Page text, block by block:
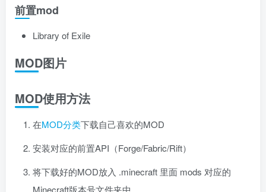
前置mod
Library of Exile
MOD图片
MOD使用方法
在MOD分类下载自己喜欢的MOD
安装对应的前置API（Forge/Fabric/Rift）
将下载好的MOD放入 .minecraft 里面 mods 对应的